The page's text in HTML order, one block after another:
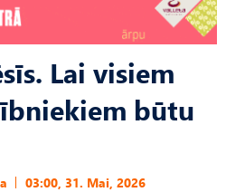
Lai visiem
būtu
03:00, 31. Mai, 2026